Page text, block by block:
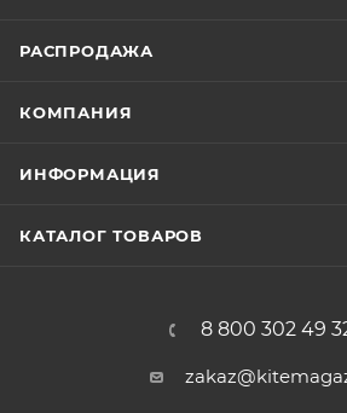
РАСПРОДАЖА
КОМПАНИЯ
ИНФОРМАЦИЯ
КАТАЛОГ ТОВАРОВ
8 800 302 49